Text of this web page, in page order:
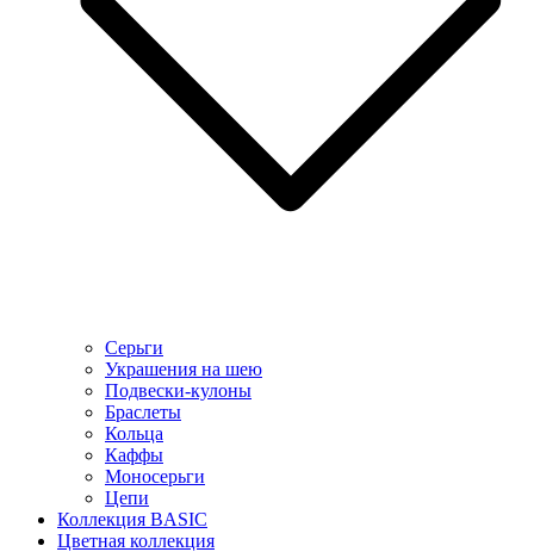
Серьги
Украшения на шею
Подвески-кулоны
Браслеты
Кольца
Каффы
Моносерьги
Цепи
Коллекция BASIC
Цветная коллекция